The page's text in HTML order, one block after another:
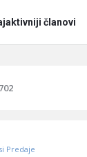
članovi
Predaje